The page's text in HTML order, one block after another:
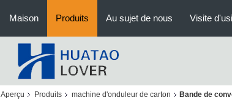
Maison Produits Au sujet de nous Visite
Aperçu Produits machine d'onduleur de carton Bande de